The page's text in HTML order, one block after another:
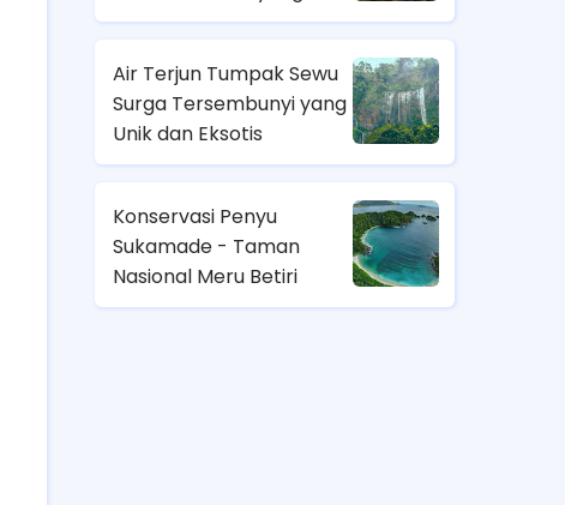
Menakjubkan
Air Terjun Tumpak Sewu
Surga Tersembunyi yang
Unik dan Eksotis
Konservasi Penyu
Sukamade - Taman
Nasional Meru Betiri